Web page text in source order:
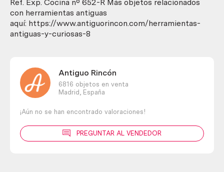
Ref. Exp. Cocina nº 652-R Más objetos relacionados
con herramientas antiguas
aquí: https://www.antiguorincon.com/herramientas-
antiguas-y-curiosas-8
Antiguo Rincón
6816 objetos en venta
Madrid,
España
¡Aún no se han encontrado valoraciones!
PREGUNTAR AL VENDEDOR